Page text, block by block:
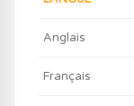
Anglais
Français